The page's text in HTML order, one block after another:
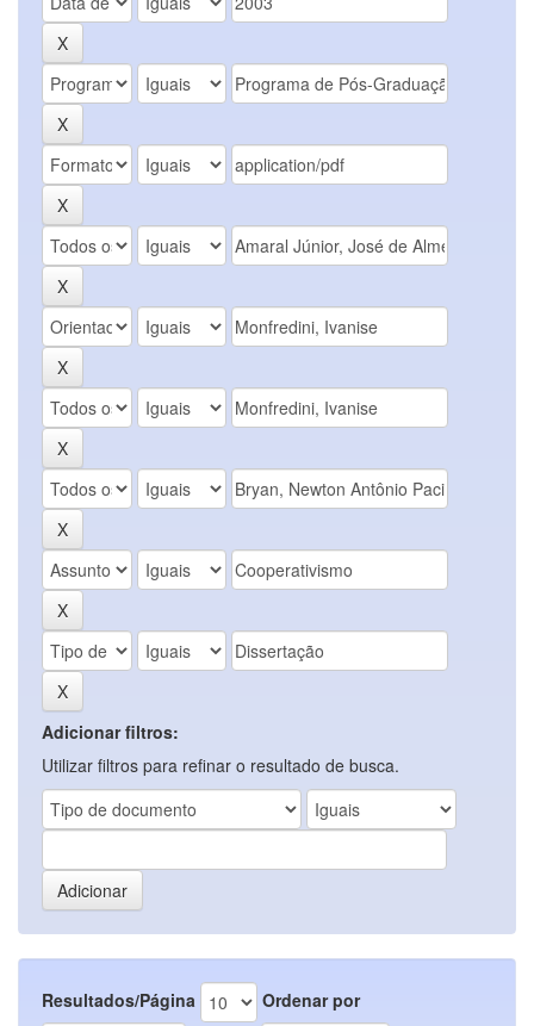
Adicionar filtros:
Utilizar filtros para refinar o resultado de busca.
Resultados/Página Ordenar por